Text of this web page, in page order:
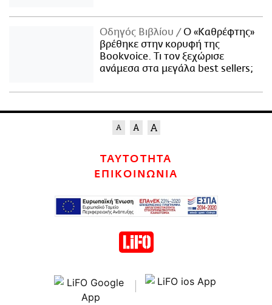
Οδηγός Βιβλίου
Ο «Καθρέφτης»
βρέθηκε στην κορυφή της
Bookvoice. Τι τον ξεχώρισε
ανάμεσα στα μεγάλα best sellers;
ΤΑΥΤΟΤΗΤΑ
ΕΠΙΚΟΙΝΩΝΙΑ